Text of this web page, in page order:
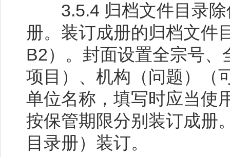
3.5.4 归档文件目录除
册。装订成册的归档文件
B2）。封面设置全宗号
项目）、机构（问题）（
单位名称，填写时应当使
按保管期限分别装订成册
目录册）装订。